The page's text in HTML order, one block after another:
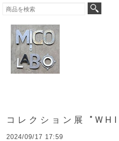
コレクション展
2024/09/17 17:59